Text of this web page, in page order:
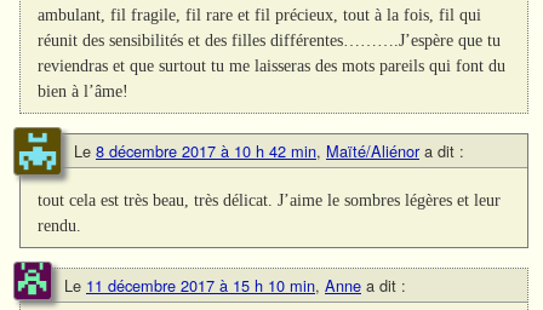
ambulant, fil fragile, fil rare et fil précieux, tout à la fois, fil qui
réunit des sensibilités et des filles différentes……….J’espère que tu
reviendras et que surtout tu me laisseras des mots pareils qui font du
bien à l’âme!
Le 8 décembre 2017 à 10 h 42 min, Maïté/Aliénor a dit :
tout cela est très beau, très délicat. J’aime le sombres légères et leur
rendu.
Le 11 décembre 2017 à 15 h 10 min, Anne a dit :